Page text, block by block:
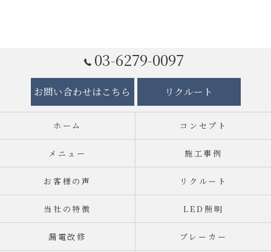
03-6279-0097
お問い合わせはこちら リクルート
ホーム コンセプト
メニュー 施工事例
お客様の声 リクルート
当社の特徴 LED照明
漏電改修 ブレーカー